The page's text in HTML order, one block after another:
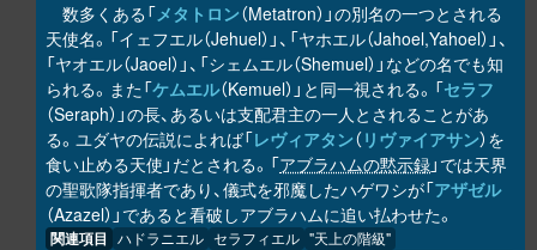
数多くある「メタトロン（Metatron）」の別名の一つとされる
天使名。「イェフエル（Jehuel）」、「ヤホエル（Jahoel,Yahoel）」、
「ヤオエル（Jaoel）」、「シェムエル（Shemuel）」などの名でも知
られる。また「ケムエル（Kemuel）」と同一視される。「セラフ
（Seraph）」の長、あるいは支配君主の一人とされることがあ
る。ユダヤの伝説によれば「レヴィアタン（リヴァイアサン）を
食い止める天使」だとされる。「アブラハムの黙示録」では天界
の聖歌隊指揮者であり、儀式を邪魔したハゲワシが「アザゼル
（Azazel）」であると看破しアブラハムに追い払わせた。
関連項目 ハドラニエル セラフィエル "天上の階級"